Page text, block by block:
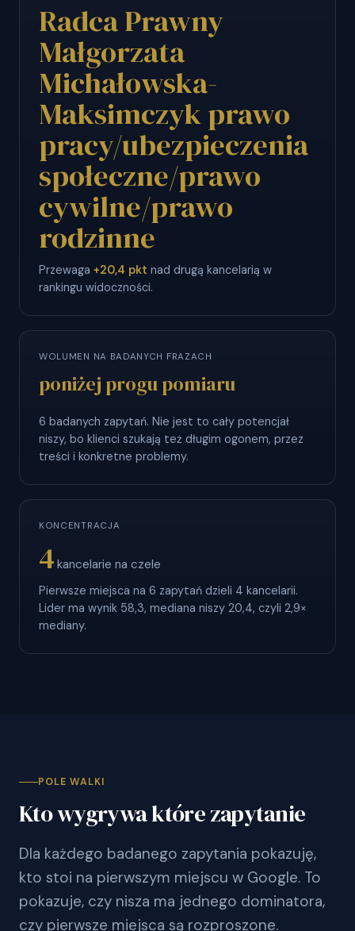
Radca Prawny
Małgorzata
Michałowska-
Maksimczyk prawo
pracy/ubezpieczenia
społeczne/prawo
cywilne/prawo
rodzinne
Przewaga +20,4 pkt nad drugą kancelarią w
rankingu widoczności.
WOLUMEN NA BADANYCH FRAZACH
poniżej progu pomiaru
6 badanych zapytań. Nie jest to cały potencjał
niszy, bo klienci szukają też długim ogonem, przez
treści i konkretne problemy.
KONCENTRACJA
4 kancelarie na czele
Pierwsze miejsca na 6 zapytań dzieli 4 kancelarii.
Lider ma wynik 58,3, mediana niszy 20,4, czyli 2,9×
mediany.
POLE WALKI
Kto wygrywa które zapytanie
Dla każdego badanego zapytania pokazuję,
kto stoi na pierwszym miejscu w Google. To
pokazuje, czy nisza ma jednego dominatora,
czy pierwsze miejsca są rozproszone.